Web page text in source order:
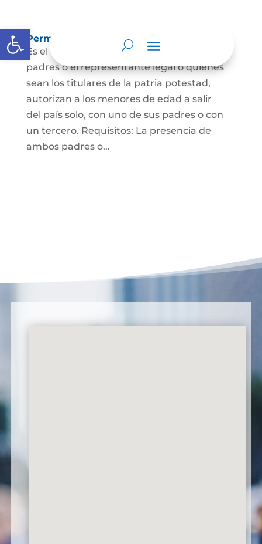
Abrir barra de herramientas
Permisos de salida de país temporal
Es el documento mediante el cual los
padres o el representante legal o quienes
sean los titulares de la patria potestad,
autorizan a los menores de edad a salir
del país solo, con uno de sus padres o con
un tercero. Requisitos: La presencia de
ambos padres o...